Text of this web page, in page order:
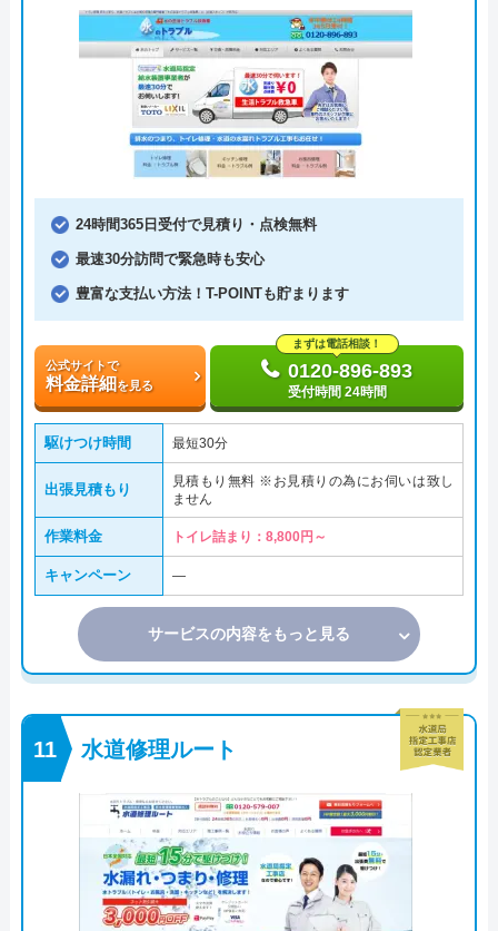
24時間365日受付で見積り・点検無料
最速30分訪問で緊急時も安心
豊富な支払い方法！T-POINTも貯まります
公式サイトで
料金詳細を見る
まずは電話相談！
0120-896-893
受付時間 24時間
駆けつけ時間 最短30分
出張見積もり
見積もり無料 ※お見積りの為にお伺いは致し
ません
作業料金 トイレ詰まり：8,800円～
キャンペーン ―
サービスの内容をもっと見る
水道修理ルート